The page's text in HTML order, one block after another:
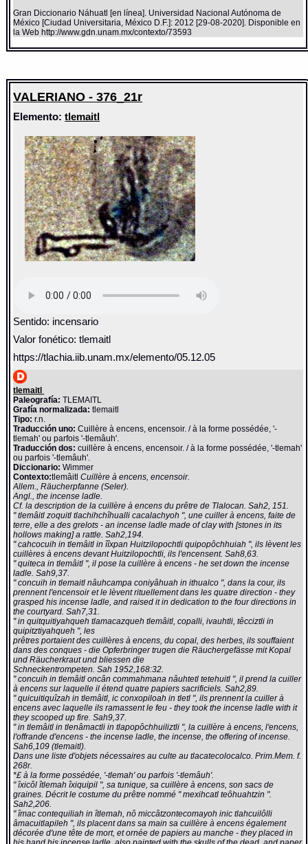
Gran Diccionario Náhuatl [en línea]. Universidad Nacional Autónoma de
México [Ciudad Universitaria, México D.F.]: 2012 [29-08-2020]. Disponible en
la Web http://www.gdn.unam.mx/contexto/73593
VALERIANO - 376_21r
Elemento:tlemaitl
Sentido: incensario
Valor fonético: tlemaitl
https://tlachia.iib.unam.mx/elemento/05.12.05
tlemaitl
Paleografía: TLEMAITL
Grafía normalizada: tlemaitl
Tipo: r.n.
Traducción uno: Cuillère à encens, encensoir. / à la forme possédée, '-
tlemah' ou parfois '-tlemâuh'.
Traducción dos: cuillère à encens, encensoir. / à la forme possédée, '-tlemah'
ou parfois '-tlemâuh'.
Diccionario:Wimmer
Contexto:tlemâitlCuillère à encens, encensoir.
Allem., Räucherpfanne (Seler).
Angl., the incense ladle.
Cf. la description de la cuillère à encens du prêtre de Tlalocan. Sah2, 151.
" tlemâitl zoquitl tlachihchîhualli cacalachyoh ", une cuiller à encens, faite de
terre, elle a des grelots - an incense ladle made of clay with [stones in its
hollows making] a rattle. Sah2,194.
" cahcocuih in tlemâitl in îîxpan Huitzilopochtli quipopôchhuiah ", ils lèvent les
cuillères à encens devant Huitzilopochtli, ils l'encensent. Sah8,63.
" quiteca in tlemâitl ", il pose la cuillère à encens - he set down the incense
ladle. Sah9,37.
" concuih in tlemaitl nâuhcampa coniyâhuah in ithualco ", dans la cour, ils
prennent l'encensoir et le lèvent rituellement dans les quatre direction - they
grasped his incense ladle, and raised it in dedication to the four directions in
the courtyard. Sah7,31.
" in quitquitiyahqueh tlamacazqueh tlemâitl, copalli, ivauhtli, têcciztli in
quipitztiyahqueh ", les
prêtres portaient des cuillères à encens, du copal, des herbes, ils souffaient
dans des conques - die Opferbringer trugen die Räuchergefässe mit Kopal
und Räucherkraut und bliessen die
Schneckentrompeten. Sah 1952,168:32.
" concuih in tlemâitl oncân commahmana nâuhtetl tetehuitl ", il prend la cuiller
à encens sur laquelle il étend quatre papiers sacrificiels. Sah2,89.
" quicuitiquîzah in tlemâitl, ic conxopiloah in tletl ", ils prennent la cuiller à
encens avec laquelle ils ramassent le feu - they took the incense ladle with it
they scooped up fire. Sah9,37.
" in tlemâitl in tlenâmactli in tlapopôchhuiliztli ", la cuillère à encens, l'encens,
l'offrande d'encens - the incense ladle, the incense, the offering of incense.
Sah6,109 (tlemaitl).
Dans une liste d'objets nécessaires au culte au tlacatecolocalco. Prim.Mem. f.
268r.
*£ à la forme possédée, '-tlemah' ou parfois '-tlemâuh'.
" îxicôl îtlemah îxiquipil ", sa tunique, sa cuillère à encens, son sacs de
graines. Décrit le costume du prêtre nommé " mexihcatl teôhuahtzin ".
Sah2,206.
" îmac contequiliah in îtlemah, nô miccâtzontecomayoh inic tlahcuilôlli
âmacuitlapileh ", ils placent dans sa main sa cuillère à encens également
décorée d'une tête de mort, et ornée de papiers au manche - they placed in